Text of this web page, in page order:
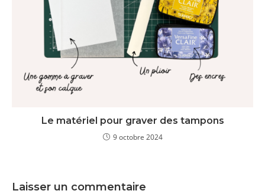
Le matériel pour graver des tampons
9 octobre 2024
Laisser un commentaire